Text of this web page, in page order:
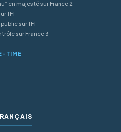
en majesté sur France 2
TF1
sur TF1
sur France 3
TIME